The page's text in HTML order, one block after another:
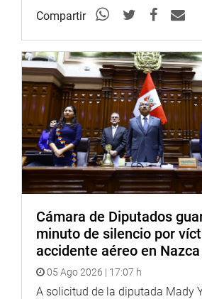
INSTITUCIONAL
Compartir
Cámara de Diputados
minuto de silencio por
accidente aéreo en Nazca
05 Ago 2026 | 17:07 h
A solicitud de la diputada Mady